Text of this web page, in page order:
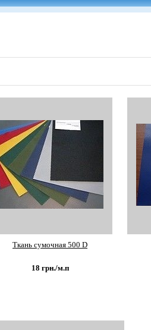
Ткань сумочная 500 D
18 грн./м.п